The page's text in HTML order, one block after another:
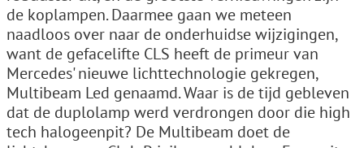
de koplampen. Daarmee gaan we meteen
naadloos over naar de onderhuidse wijzigingen,
want de gefacelifte CLS heeft de primeur van
Mercedes' nieuwe lichttechnologie gekregen,
Multibeam Led genaamd. Waar is de tijd gebleven
dat de duplolamp werd verdrongen door die high
tech halogeenpit? De Multibeam doet de